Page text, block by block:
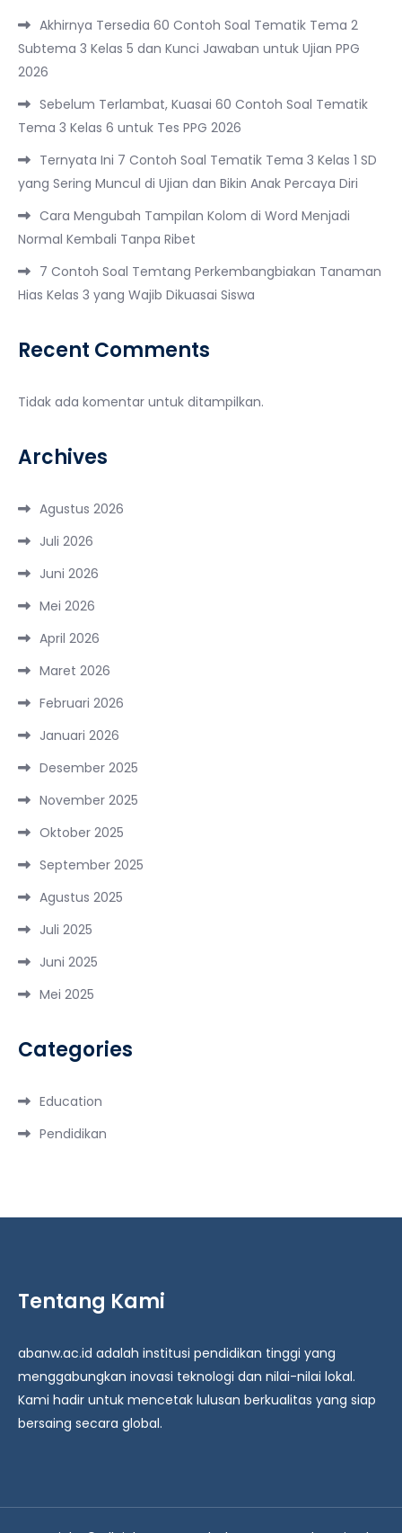
Akhirnya Tersedia 60 Contoh Soal Tematik Tema 2
Subtema 3 Kelas 5 dan Kunci Jawaban untuk Ujian PPG
2026
Sebelum Terlambat, Kuasai 60 Contoh Soal Tematik
Tema 3 Kelas 6 untuk Tes PPG 2026
Ternyata Ini 7 Contoh Soal Tematik Tema 3 Kelas 1 SD
yang Sering Muncul di Ujian dan Bikin Anak Percaya Diri
Cara Mengubah Tampilan Kolom di Word Menjadi
Normal Kembali Tanpa Ribet
7 Contoh Soal Temtang Perkembangbiakan Tanaman
Hias Kelas 3 yang Wajib Dikuasai Siswa
Recent Comments
Tidak ada komentar untuk ditampilkan.
Archives
Agustus 2026
Juli 2026
Juni 2026
Mei 2026
April 2026
Maret 2026
Februari 2026
Januari 2026
Desember 2025
November 2025
Oktober 2025
September 2025
Agustus 2025
Juli 2025
Juni 2025
Mei 2025
Categories
Education
Pendidikan
Tentang Kami
abanw.ac.id adalah institusi pendidikan tinggi yang
menggabungkan inovasi teknologi dan nilai-nilai lokal.
Kami hadir untuk mencetak lulusan berkualitas yang siap
bersaing secara global.